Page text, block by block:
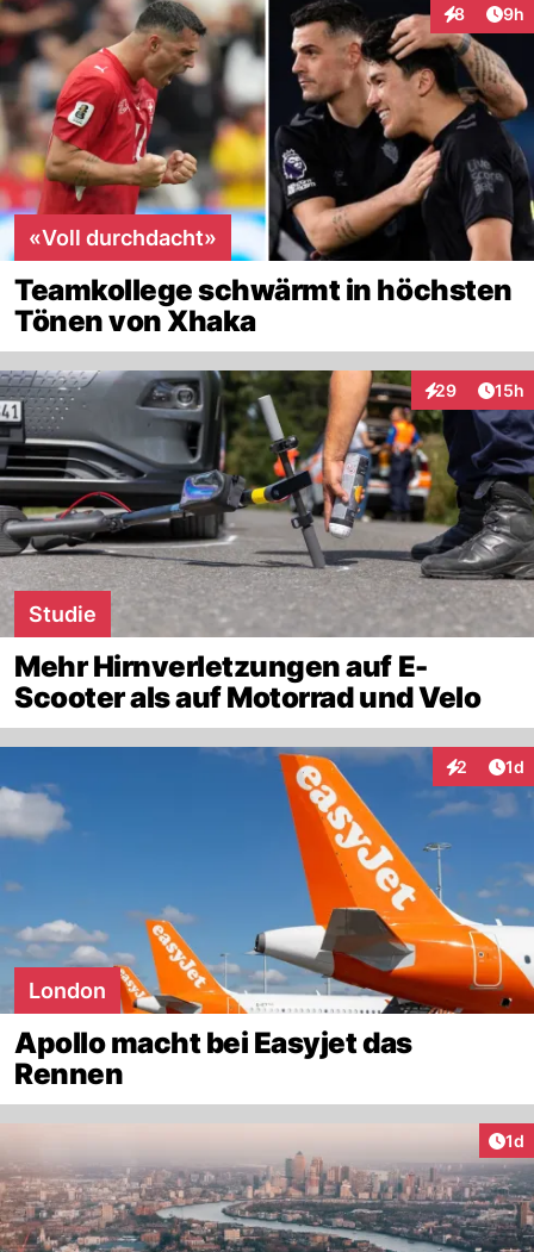
8 9h
«Voll durchdacht»
Teamkollege schwärmt in höchsten
Tönen von Xhaka
29
Interaktionen
15h
Studie
Mehr Hirnverletzungen auf E-
Scooter als auf Motorrad und Velo
2 1d
London
Apollo macht bei Easyjet das
Rennen
1d